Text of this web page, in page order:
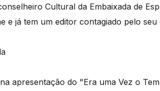
Cultural da Embaixada de
e já tem um editor contagiado pelo seu
apresentação do "Era uma Vez o